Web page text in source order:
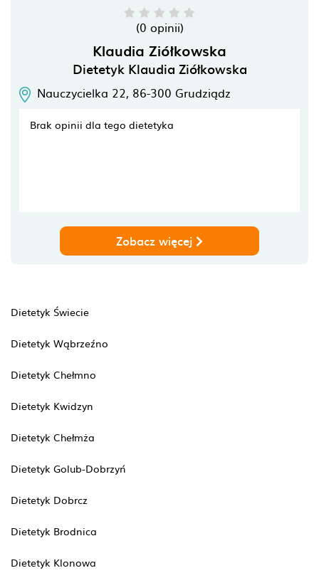
(0 opinii)
Klaudia Ziółkowska
Dietetyk Klaudia Ziółkowska
Nauczycielka 22, 86-300 Grudziądz
Brak opinii dla tego dietetyka
Zobacz więcej
Dietetyk Świecie
Dietetyk Wąbrzeźno
Dietetyk Chełmno
Dietetyk Kwidzyn
Dietetyk Chełmża
Dietetyk Golub-Dobrzyń
Dietetyk Dobrcz
Dietetyk Brodnica
Dietetyk Klonowa